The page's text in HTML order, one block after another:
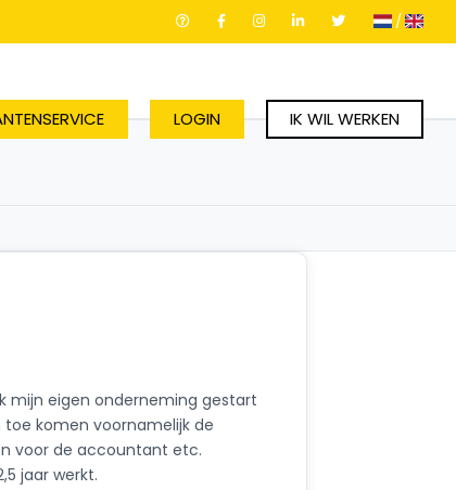
/
LOGIN IK WIL WERKEN
mijn eigen onderneming gestart
komen voornamelijk de
voor de accountant etc.
jaar werkt.